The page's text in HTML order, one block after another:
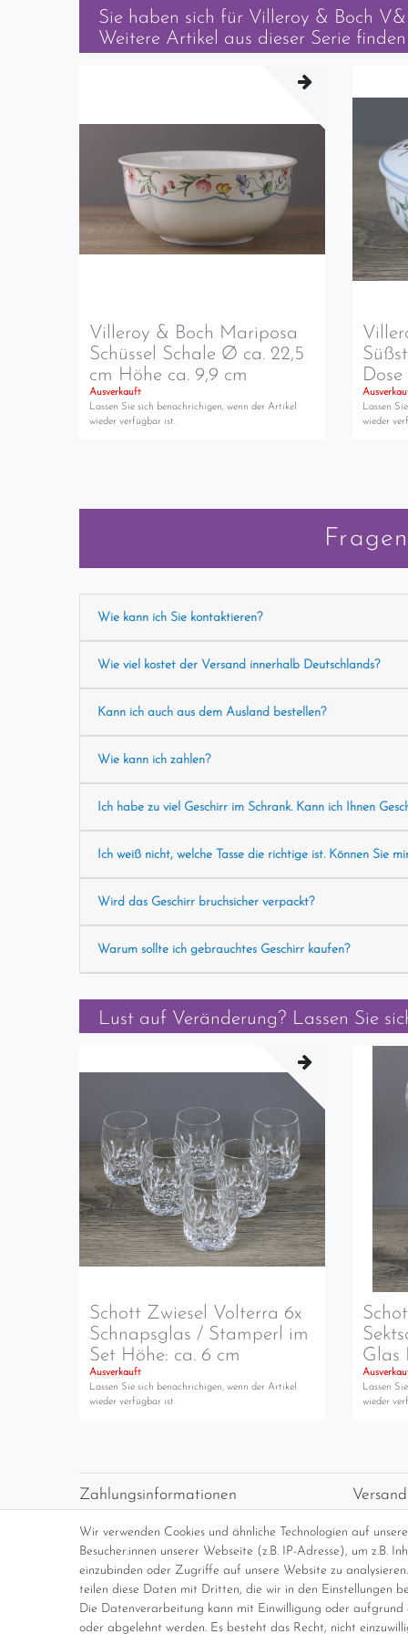
Sie haben sich für Villeroy & Boch
Weitere Artikel aus dieser Serie
Villeroy & Boch Mariposa
Schüssel Schale Ø ca. 22,5
cm Höhe ca. 9,9 cm
Ausverkauft
Lassen Sie sich benachrichigen, wenn der Artikel
wieder verfügbar ist.
Lassen
wieder
Wie kann ich Sie kontaktieren?
Wie viel kostet der Versand innerhalb Deutschlands?
Kann ich auch aus dem Ausland bestellen?
Wie kann ich zahlen?
Ich habe zu viel Geschirr im Schrank. Kann ich Ihnen
Ich weiß nicht, welche Tasse die richtige ist. Können Sie
Wird das Geschirr bruchsicher verpackt?
Warum sollte ich gebrauchtes Geschirr kaufen?
Lust auf Veränderung? Lassen Sie
Schott Zwiesel Volterra 6x
Schnapsglas / Stamperl im
Set Höhe: ca. 6 cm
Ausverkauft
Lassen Sie sich benachrichigen, wenn der Artikel
wieder verfügbar ist.
Glas
Lassen
wieder
Wir verwenden Cookies und ähnliche Technologien auf
Besucher:innen unserer Webseite (z.B. IP-Adresse), um
einzubinden oder Zugriffe auf unsere Website zu
teilen diese Daten mit Dritten, die wir in den Einstellungen
Die Datenverarbeitung kann mit Einwilligung oder
oder abgelehnt werden. Es besteht das Recht, nicht
Zahlungsinformationen
Paypal
Abholung
*Endpreis inkl. MwSt. (Dieser Artikel